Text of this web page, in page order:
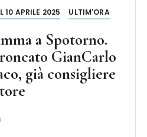
10 APRILE 2025 ULTIM'ORA
a Spotorno.
GianCarlo
già consigliere